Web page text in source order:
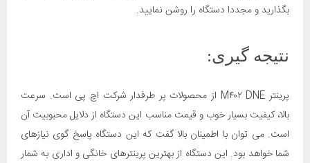
بگذارید و مجددا دستگاه را روشن نمایید.
نتیجه گیری:
پرینتر M۴۰۲ DNE از محصولات پر طرفدار شرکت اچ پی است. سرعت
بالا، کیفیت بسیار خوب و قیمت مناسب این دستگاه از دلایل محبوبیت آن
است. می توان با اطمینان بالا گفت که این دستگاه پاسخ گوی نیازهای
شما خواهد بود. این دستگاه از بهترین پرینترهای خانگی و اداری به شمار